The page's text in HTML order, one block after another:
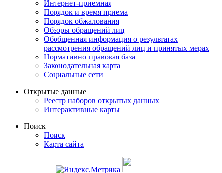
Интернет-приемная
Порядок и время приема
Порядок обжалования
Обзоры обращений лиц
Обобщенная информация о результатах
рассмотрения обращений лиц и принятых мерах
Нормативно-правовая база
Законодательная карта
Социальные сети
Открытые данные
Реестр наборов открытых данных
Интерактивные карты
Поиск
Поиск
Карта сайта